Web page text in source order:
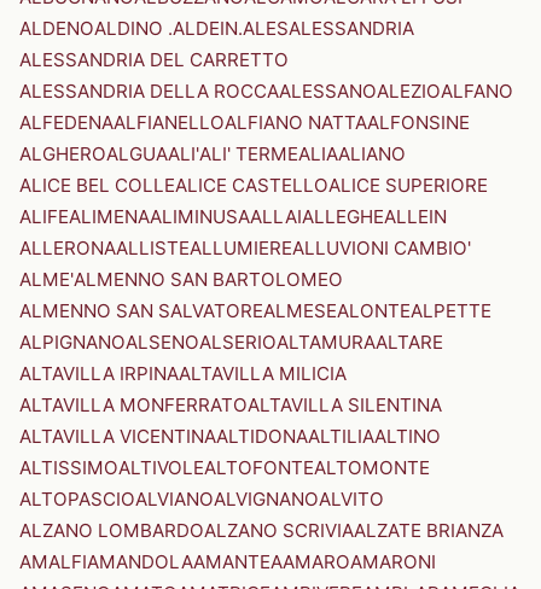
ALDENOALDINO .ALDEIN.ALESALESSANDRIA
ALESSANDRIA DEL CARRETTO
ALESSANDRIA DELLA ROCCAALESSANOALEZIOALFANO
ALFEDENAALFIANELLOALFIANO NATTAALFONSINE
ALGHEROALGUAALI'ALI' TERMEALIAALIANO
ALICE BEL COLLEALICE CASTELLOALICE SUPERIORE
ALIFEALIMENAALIMINUSAALLAIALLEGHEALLEIN
ALLERONAALLISTEALLUMIEREALLUVIONI CAMBIO'
ALME'ALMENNO SAN BARTOLOMEO
ALMENNO SAN SALVATOREALMESEALONTEALPETTE
ALPIGNANOALSENOALSERIOALTAMURAALTARE
ALTAVILLA IRPINAALTAVILLA MILICIA
ALTAVILLA MONFERRATOALTAVILLA SILENTINA
ALTAVILLA VICENTINAALTIDONAALTILIAALTINO
ALTISSIMOALTIVOLEALTOFONTEALTOMONTE
ALTOPASCIOALVIANOALVIGNANOALVITO
ALZANO LOMBARDOALZANO SCRIVIAALZATE BRIANZA
AMALFIAMANDOLAAMANTEAAMAROAMARONI